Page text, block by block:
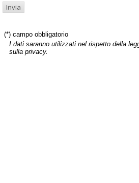
(*) campo obbligatorio
I dati saranno utilizzati nel rispetto della
sulla privacy.